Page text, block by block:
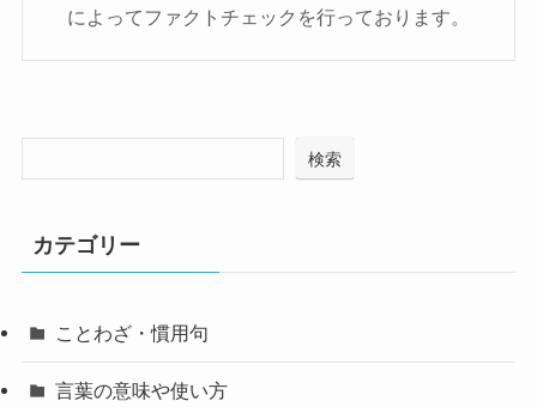
によってファクトチェックを行っております。
検索
カテゴリー
ことわざ・慣用句
言葉の意味や使い方